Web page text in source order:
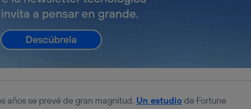
años se prevé de gran magnitud. Un estudio de Fortune